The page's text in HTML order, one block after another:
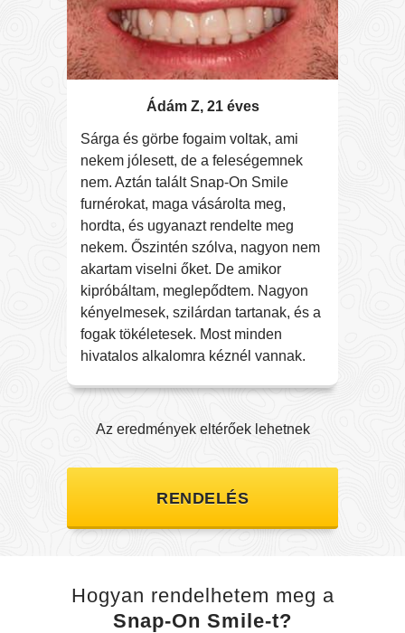
Ádám Z, 21 éves
Sárga és görbe fogaim voltak, ami
nekem jólesett, de a feleségemnek
nem. Aztán talált Snap-On Smile
furnérokat, maga vásárolta meg,
hordta, és ugyanazt rendelte meg
nekem. Őszintén szólva, nagyon nem
akartam viselni őket. De amikor
kipróbáltam, meglepődtem. Nagyon
kényelmesek, szilárdan tartanak, és a
fogak tökéletesek. Most minden
hivatalos alkalomra kéznél vannak.
Az eredmények eltérőek lehetnek
RENDELÉS
Hogyan rendelhetem meg a
Snap‑On Smile-t?